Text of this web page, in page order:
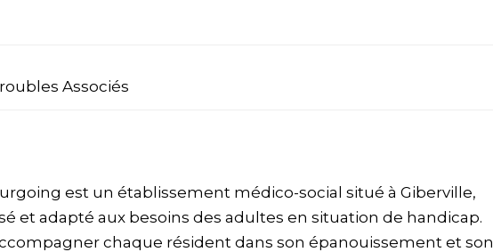
Associés
est un établissement médico-social situé à Giberville,
et adapté aux besoins des adultes en situation de handicap.
chaque résident dans son épanouissement et son